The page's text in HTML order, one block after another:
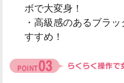
ボで大変身！
・高級感のあるブラ
すすめ！